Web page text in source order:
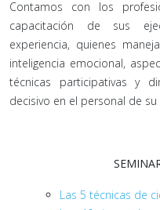
Contamos con los
capacitación de sus
experiencia, quienes
inteligencia emocional,
técnicas participativas y
decisivo en el personal de
Las 5 técnicas de